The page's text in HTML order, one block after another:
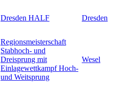
Dresden HALF Dresden
Regionsmeisterschaft
Stabhoch- und
Dreisprung mit
Einlagewettkampf Hoch-
und Weitsprung
Wesel